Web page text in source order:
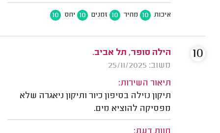
איכות 10 מחיר 10 זמנים 10 יחס 10
הילה סופר, תל אביב.
משוב: 25/11/2025
תיאור השירות:
תיקון נזילה בסיפון כיור ותיקון ניאגרה שלא
מפסיקה להוציא מים.
10